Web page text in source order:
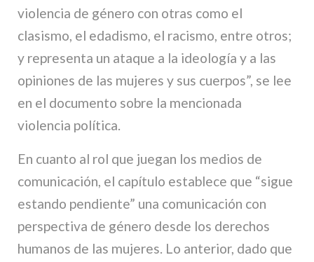
violencia de género con otras como el
clasismo, el edadismo, el racismo, entre otros;
y representa un ataque a la ideología y a las
opiniones de las mujeres y sus cuerpos”, se lee
en el documento sobre la mencionada
violencia política.
En cuanto al rol que juegan los medios de
comunicación, el capítulo establece que “sigue
estando pendiente” una comunicación con
perspectiva de género desde los derechos
humanos de las mujeres. Lo anterior, dado que